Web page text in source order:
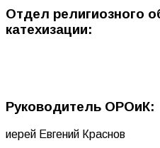
Отдел религиозного
катехизации:
Руководитель ОРОиК:
иерей Евгений Краснов